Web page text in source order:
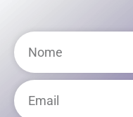
Nome
Email